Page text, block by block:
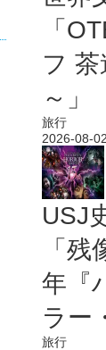
「
フ
～」
旅行
2026-08-
USJ
「
年『
ラー
旅行